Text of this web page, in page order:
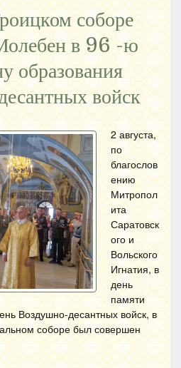
соборе
в 96 -ю
образования
войск
2 августа,
по
благослов
ению
Митропол
ита
Саратовск
ого и
Вольского
Игнатия, в
день
памяти
Воздушно-десантных войск, в
соборе был совершен